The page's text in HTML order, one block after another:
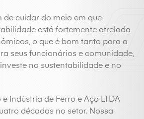
de cuidar do meio em que
está fortemente atrelada
o que é bom tanto para a
seus funcionários e comunidade,
na sustentabilidade e no
Indústria de Ferro e Aço LTDA
décadas no setor. Nossa